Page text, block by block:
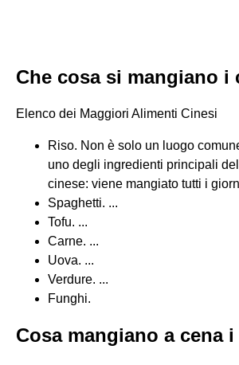
Che cosa si mangiano i
Elenco dei Maggiori Alimenti Cinesi
Riso. Non è solo un luogo
uno degli ingredienti principali
cinese: viene mangiato tutti i
Spaghetti. ...
Tofu. ...
Carne. ...
Uova. ...
Verdure. ...
Funghi.
Cosa mangiano a cena